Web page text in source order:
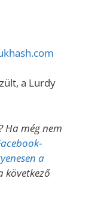
a Lurdy
Ha még nem
a
következő